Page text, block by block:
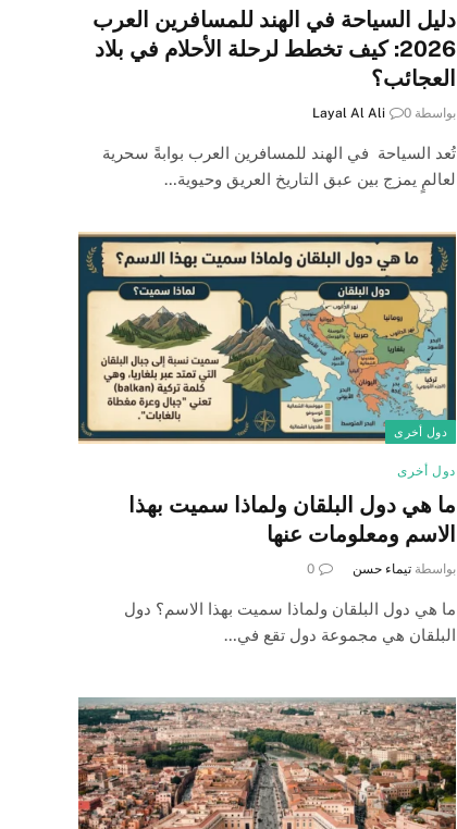
دليل السياحة في الهند للمسافرين العرب
2026: كيف تخطط لرحلة الأحلام في بلاد
العجائب؟
بواسطة Layal Al Ali 0
تُعد السياحة في الهند للمسافرين العرب بوابةً سحرية
لعالمٍ يمزج بين عبق التاريخ العريق وحيوية…
دول أخرى
دول أخرى
ما هي دول البلقان ولماذا سميت بهذا
الاسم ومعلومات عنها
بواسطة تيماء حسن 0
ما هي دول البلقان ولماذا سميت بهذا الاسم؟ دول
البلقان هي مجموعة دول تقع في…